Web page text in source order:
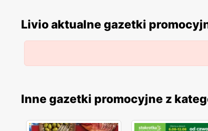
przestronne, dobrze zaopatrzone i łatwo
promocje, które regularnie pojawiają się w
najnowszych ofert. Dodatkowym atutem Livio
minimalizować użycie plastiku w
Livio aktualne gazetki
Inne gazetki promocyjne z